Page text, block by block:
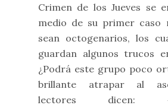
Crimen de los Jueves se
medio de su primer caso
sean octogenarios, los
guardan algunos trucos
¿Podrá este grupo poco
brillante atrapar al
lectores dicen: